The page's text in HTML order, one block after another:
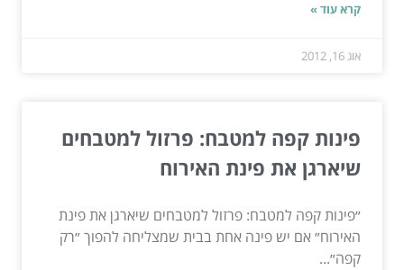
קרא עוד »
אוג 16, 2012
פינות קפה למטבח: פרזול למטבחים
שיארגן את פינת האירוח
״פינות קפה למטבח: פרזול למטבחים שיארגן את פינת
האירוח״ אם יש פינה אחת בבית שמצליחה להפוך ״רק
קפה״...